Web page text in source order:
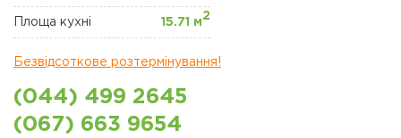
Сайт забудовника
Площа кухні 15.71 м
2
Безвідсоткове розтермінування!
(044) 499 2645
(067) 663 9654